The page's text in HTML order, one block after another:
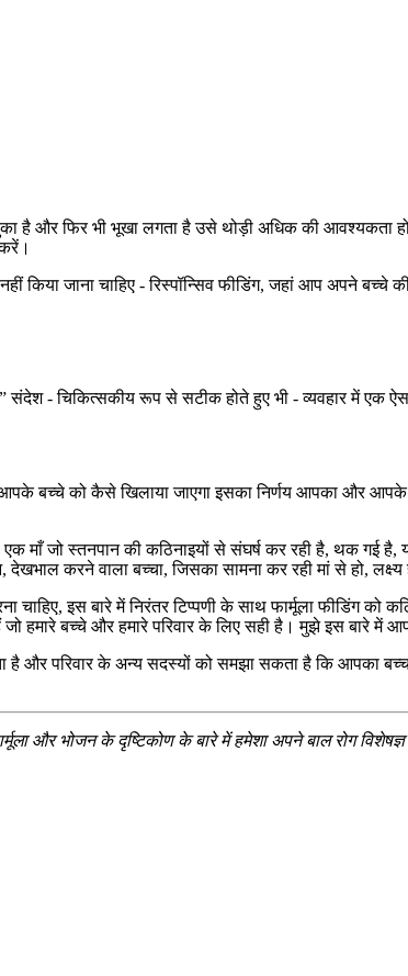
है और फिर भी भूखा लगता है उसे थोड़ी अधिक की आवश्यकता
किया जाना चाहिए - रिस्पॉन्सिव फीडिंग, जहां आप अपने
- चिकित्सकीय रूप से सटीक होते हुए भी - व्यवहार में एक
बच्चे को कैसे खिलाया जाएगा इसका निर्णय आपका और आपके
जो स्तनपान की कठिनाइयों से संघर्ष कर रही है, थक गई है,
करने वाला बच्चा, जिसका सामना कर रही मां से हो, लक्ष्य
इस बारे में निरंतर टिप्पणी के साथ फार्मूला फीडिंग को
हमारे बच्चे और हमारे परिवार के लिए सही है। मुझे इस बारे
परिवार के अन्य सदस्यों को समझा सकता है कि आपका
और भोजन के दृष्टिकोण के बारे में हमेशा अपने बाल रोग विशेषज्ञ